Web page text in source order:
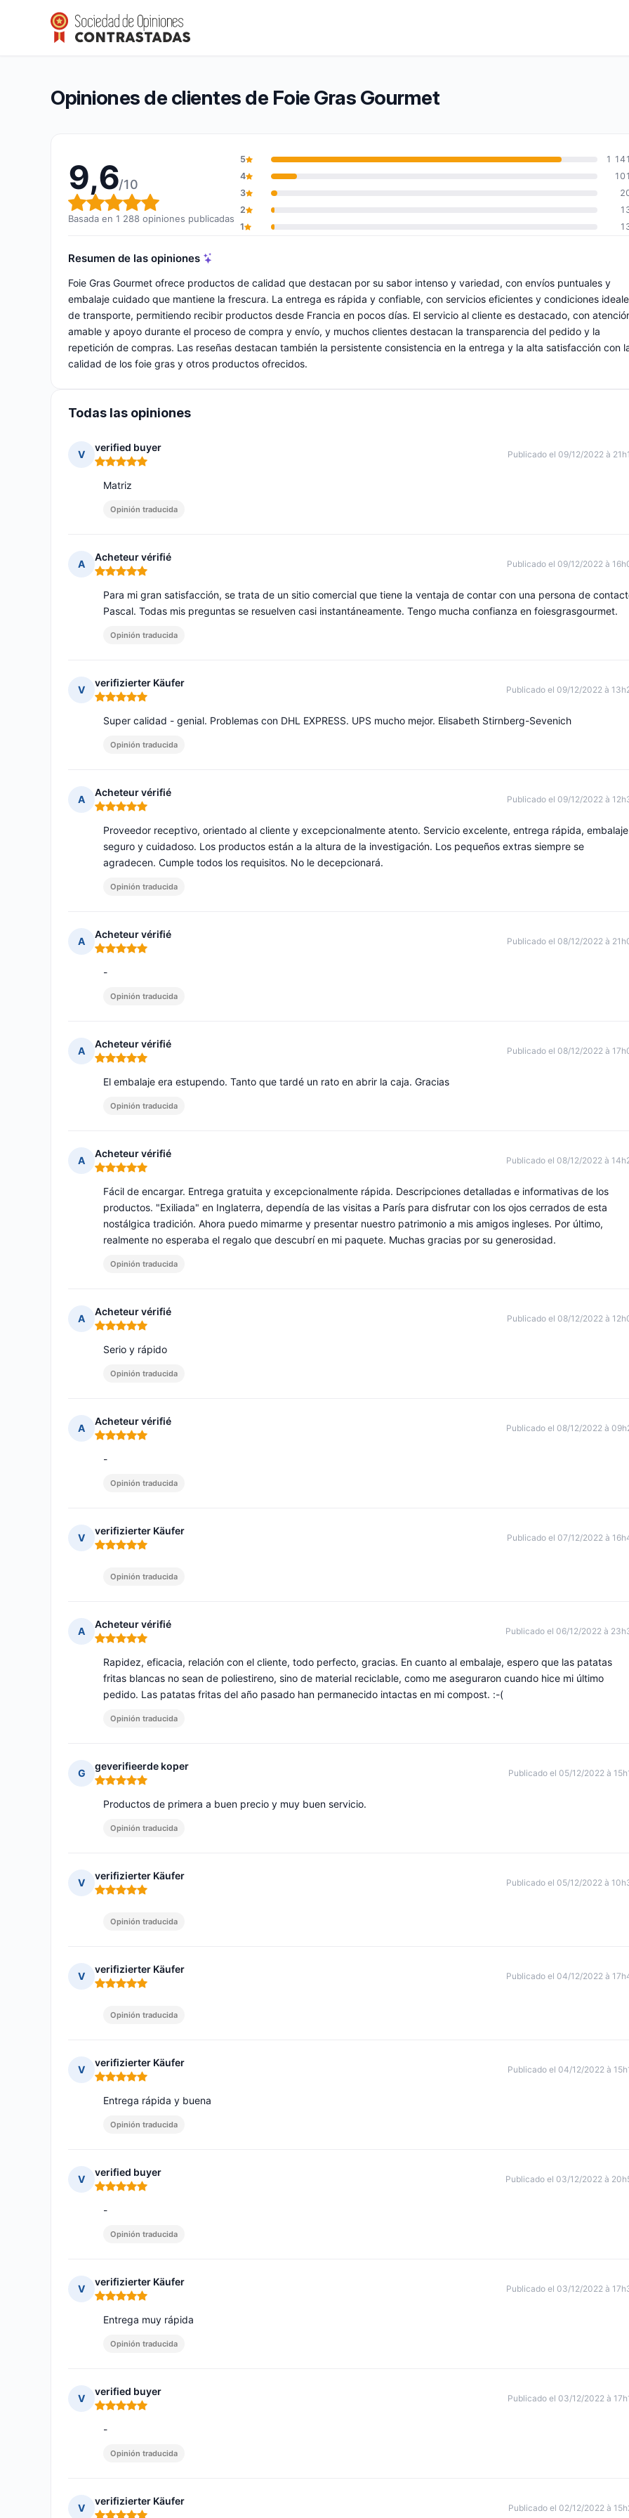
Foie Gras Gourmet
Calificación global: 9,6 de 10
9,6/10(1 288 opiniones)
Opiniones de clientes de Foie Gras Gourmet
9,6/10
Calificación global: 9,6 de 10
Basada en 1 288 opiniones publicadas
5
1 141
4
101
3
2
1
Resumen de las opiniones
Foie Gras Gourmet ofrece productos de calidad que destacan por su sabor intenso y variedad, con envíos puntuales y
embalaje cuidado que mantiene la frescura. La entrega es rápida y confiable, con servicios eficientes y condiciones
de transporte, permitiendo recibir productos desde Francia en pocos días. El servicio al cliente es destacado, con
amable y apoyo durante el proceso de compra y envío, y muchos clientes destacan la transparencia del pedido y la
repetición de compras. Las reseñas destacan también la persistente consistencia en la entrega y la alta satisfacción con
calidad de los foie gras y otros productos ofrecidos.
Todas las opiniones
V
verified buyer
Nota: 5 de 5
Publicado el 09/12/2022 à
Matriz
Opinión traducida
A
Acheteur vérifié
Nota: 5 de 5
Publicado el 09/12/2022 à
Para mi gran satisfacción, se trata de un sitio comercial que tiene la ventaja de contar con una persona de
Pascal. Todas mis preguntas se resuelven casi instantáneamente. Tengo mucha confianza en foiesgrasgourmet.
Opinión traducida
V
verifizierter Käufer
Nota: 5 de 5
Publicado el 09/12/2022 à
Super calidad - genial. Problemas con DHL EXPRESS. UPS mucho mejor. Elisabeth Stirnberg-Sevenich
Opinión traducida
A
Acheteur vérifié
Nota: 5 de 5
Publicado el 09/12/2022 à
Proveedor receptivo, orientado al cliente y excepcionalmente atento. Servicio excelente, entrega rápida, embalaje
seguro y cuidadoso. Los productos están a la altura de la investigación. Los pequeños extras siempre se
agradecen. Cumple todos los requisitos. No le decepcionará.
Opinión traducida
A
Acheteur vérifié
Nota: 5 de 5
Publicado el 08/12/2022 à
-
Opinión traducida
A
Acheteur vérifié
Nota: 5 de 5
Publicado el 08/12/2022 à
El embalaje era estupendo. Tanto que tardé un rato en abrir la caja. Gracias
Opinión traducida
A
Acheteur vérifié
Nota: 5 de 5
Publicado el 08/12/2022 à
Fácil de encargar. Entrega gratuita y excepcionalmente rápida. Descripciones detalladas e informativas de los
productos. "Exiliada" en Inglaterra, dependía de las visitas a París para disfrutar con los ojos cerrados de esta
nostálgica tradición. Ahora puedo mimarme y presentar nuestro patrimonio a mis amigos ingleses. Por último,
realmente no esperaba el regalo que descubrí en mi paquete. Muchas gracias por su generosidad.
Opinión traducida
A
Acheteur vérifié
Nota: 5 de 5
Publicado el 08/12/2022 à
Serio y rápido
Opinión traducida
A
Acheteur vérifié
Nota: 5 de 5
Publicado el 08/12/2022 à
-
Opinión traducida
V
verifizierter Käufer
Nota: 5 de 5
Publicado el 07/12/2022 à
Opinión traducida
A
Acheteur vérifié
Nota: 5 de 5
Publicado el 06/12/2022 à
Rapidez, eficacia, relación con el cliente, todo perfecto, gracias. En cuanto al embalaje, espero que las patatas
fritas blancas no sean de poliestireno, sino de material reciclable, como me aseguraron cuando hice mi último
pedido. Las patatas fritas del año pasado han permanecido intactas en mi compost. :-(
Opinión traducida
G
geverifieerde koper
Nota: 5 de 5
Publicado el 05/12/2022 à
Productos de primera a buen precio y muy buen servicio.
Opinión traducida
V
verifizierter Käufer
Nota: 5 de 5
Publicado el 05/12/2022 à
Opinión traducida
V
verifizierter Käufer
Nota: 5 de 5
Publicado el 04/12/2022 à
Opinión traducida
V
verifizierter Käufer
Nota: 5 de 5
Publicado el 04/12/2022 à
Entrega rápida y buena
Opinión traducida
V
verified buyer
Nota: 5 de 5
Publicado el 03/12/2022 à
-
Opinión traducida
V
verifizierter Käufer
Nota: 5 de 5
Publicado el 03/12/2022 à
Entrega muy rápida
Opinión traducida
V
verified buyer
Nota: 5 de 5
Publicado el 03/12/2022 à
-
Opinión traducida
V
verifizierter Käufer
Publicado el 02/12/2022 à